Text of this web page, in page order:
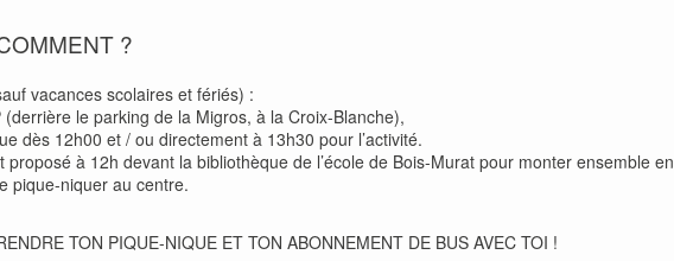
?
vacances scolaires et fériés) :
(derrière le parking de la Migros, à la Croix-Blanche),
dès 12h00 et / ou directement à 13h30 pour l’activité.
proposé à 12h devant la bibliothèque de l’école de Bois-Murat pour monter ensemble en
pique-niquer au centre.
TON PIQUE-NIQUE ET TON ABONNEMENT DE BUS AVEC TOI !